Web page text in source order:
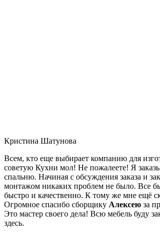
Кристина Шатунова
Всем, кто еще выбирает компанию для
советую Кухни мол! Не пожалеете! Я
спальню. Начиная с обсуждения заказа и
монтажом никаких проблем не было. Все
быстро и качественно. К тому же мне ещё
Огромное спасибо сборщику Алексею за
Это мастер своего дела! Всю мебель буду
здесь.